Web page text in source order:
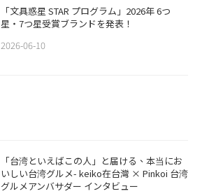
「文具惑星 STAR プログラム」2026年 6つ
星・7つ星受賞ブランドを発表！
2026-06-10
「台湾といえばこの人」と届ける、本当にお
いしい台湾グルメ- keiko在台灣 × Pinkoi 台湾
グルメアンバサダー インタビュー